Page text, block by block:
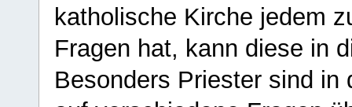
katholische Kirche jedem
Fragen hat, kann diese in
Besonders Priester sind in